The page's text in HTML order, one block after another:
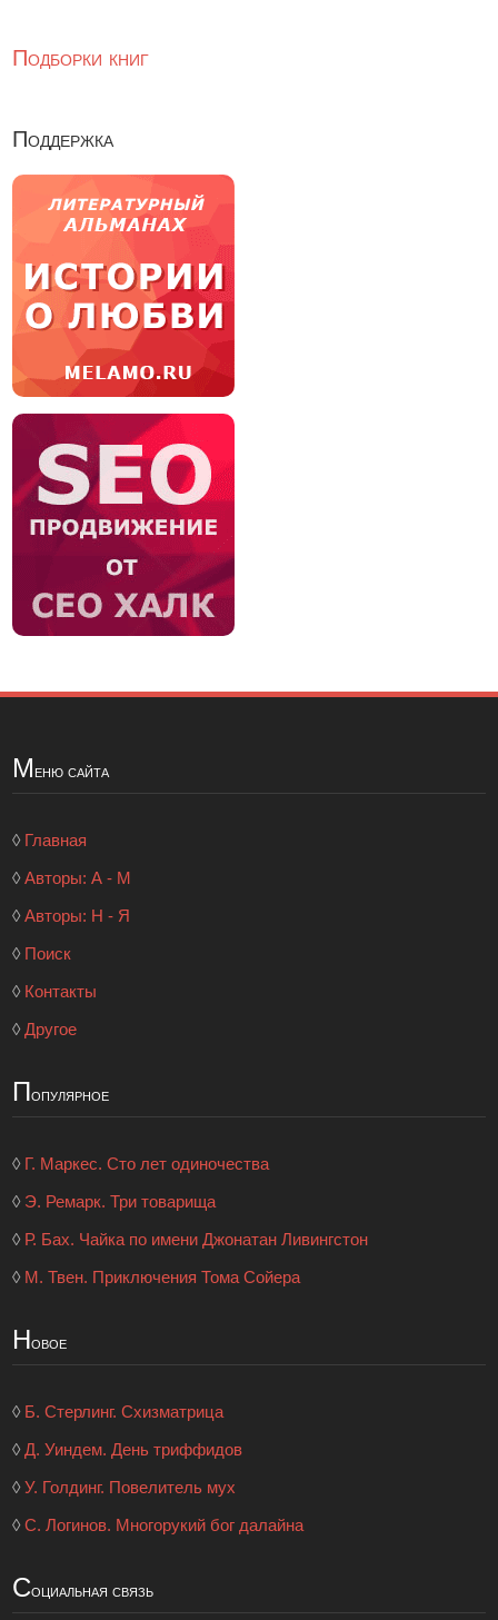
Подборки книг
Поддержка
Меню сайта
◊ Главная
◊Авторы: А - М
◊Авторы: Н - Я
◊ Поиск
◊ Контакты
◊Другое
Популярное
◊ Г. Маркес. Сто лет одиночества
◊ Э. Ремарк. Три товарища
◊ Р. Бах. Чайка по имени Джонатан Ливингстон
◊ М. Твен. Приключения Тома Сойера
Новое
◊ Б. Стерлинг. Схизматрица
◊Д. Уиндем. День триффидов
◊У. Голдинг. Повелитель мух
◊С. Логинов. Многорукий бог далайна
Социальная связь